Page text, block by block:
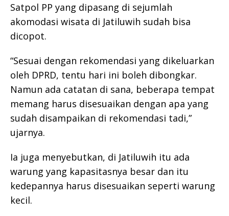
Satpol PP yang dipasang di sejumlah
akomodasi wisata di Jatiluwih sudah bisa
dicopot.
“Sesuai dengan rekomendasi yang dikeluarkan
oleh DPRD, tentu hari ini boleh dibongkar.
Namun ada catatan di sana, beberapa tempat
memang harus disesuaikan dengan apa yang
sudah disampaikan di rekomendasi tadi,”
ujarnya.
Ia juga menyebutkan, di Jatiluwih itu ada
warung yang kapasitasnya besar dan itu
kedepannya harus disesuaikan seperti warung
kecil.